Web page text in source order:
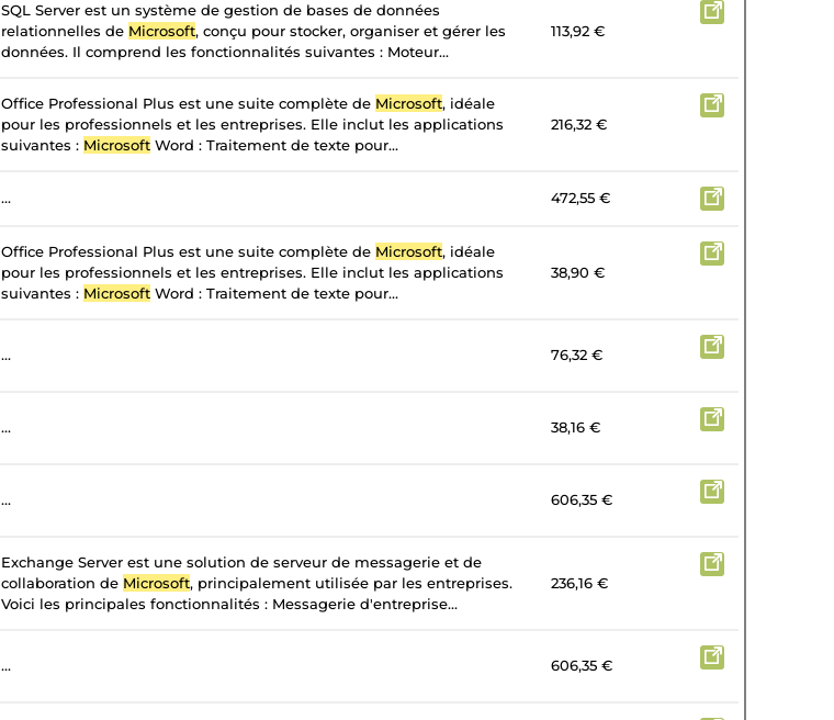
SQL Server est un système de gestion de bases de données
relationnelles de Microsoft, conçu pour stocker, organiser et gérer les
données. Il comprend les fonctionnalités suivantes : Moteur...
113,92 €
Office Professional Plus est une suite complète de Microsoft, idéale
pour les professionnels et les entreprises. Elle inclut les applications
suivantes : Microsoft Word : Traitement de texte pour...
216,32 €
... 472,55 €
Office Professional Plus est une suite complète de Microsoft, idéale
pour les professionnels et les entreprises. Elle inclut les applications
suivantes : Microsoft Word : Traitement de texte pour...
38,90 €
... 76,32 €
... 38,16 €
... 606,35 €
Exchange Server est une solution de serveur de messagerie et de
collaboration de Microsoft, principalement utilisée par les entreprises.
Voici les principales fonctionnalités : Messagerie d'entreprise...
236,16 €
... 606,35 €